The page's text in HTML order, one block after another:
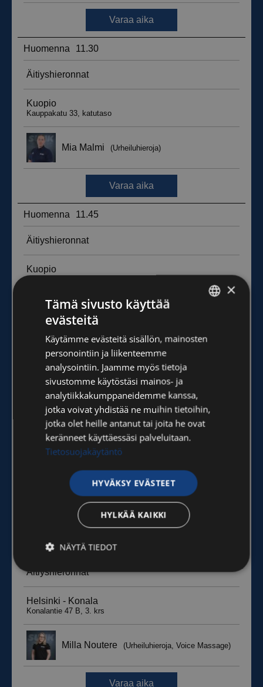
ENGLISH
×
Tämä sivusto käyttää
evästeitä
Käytämme evästeitä sisällön, mainosten
personointiin ja liikenteemme
analysointiin. Jaamme myös tietoja
sivustomme käytöstäsi mainos- ja
analytiikkakumppaneidemme kanssa,
jotka voivat yhdistää ne muihin tietoihin,
jotka olet heille antanut tai joita he ovat
keränneet käyttäessäsi palveluitaan.
Tietosuojakäytäntö
HYVÄKSY EVÄSTEET
HYLKÄÄ KAIKKI
NÄYTÄ TIEDOT
Ehdottomasti
Suorituskyvylliset
Luokittelemattomat